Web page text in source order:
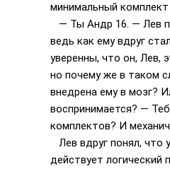
минимальный комплект
— Ты Андр 16. — Лев
ведь как ему вдруг
уверенны, что он, Лев,
но почему же в таком
внедрена ему в мозг?
воспринимается? —
комплектов? И
Лев вдруг понял, что
действует логический